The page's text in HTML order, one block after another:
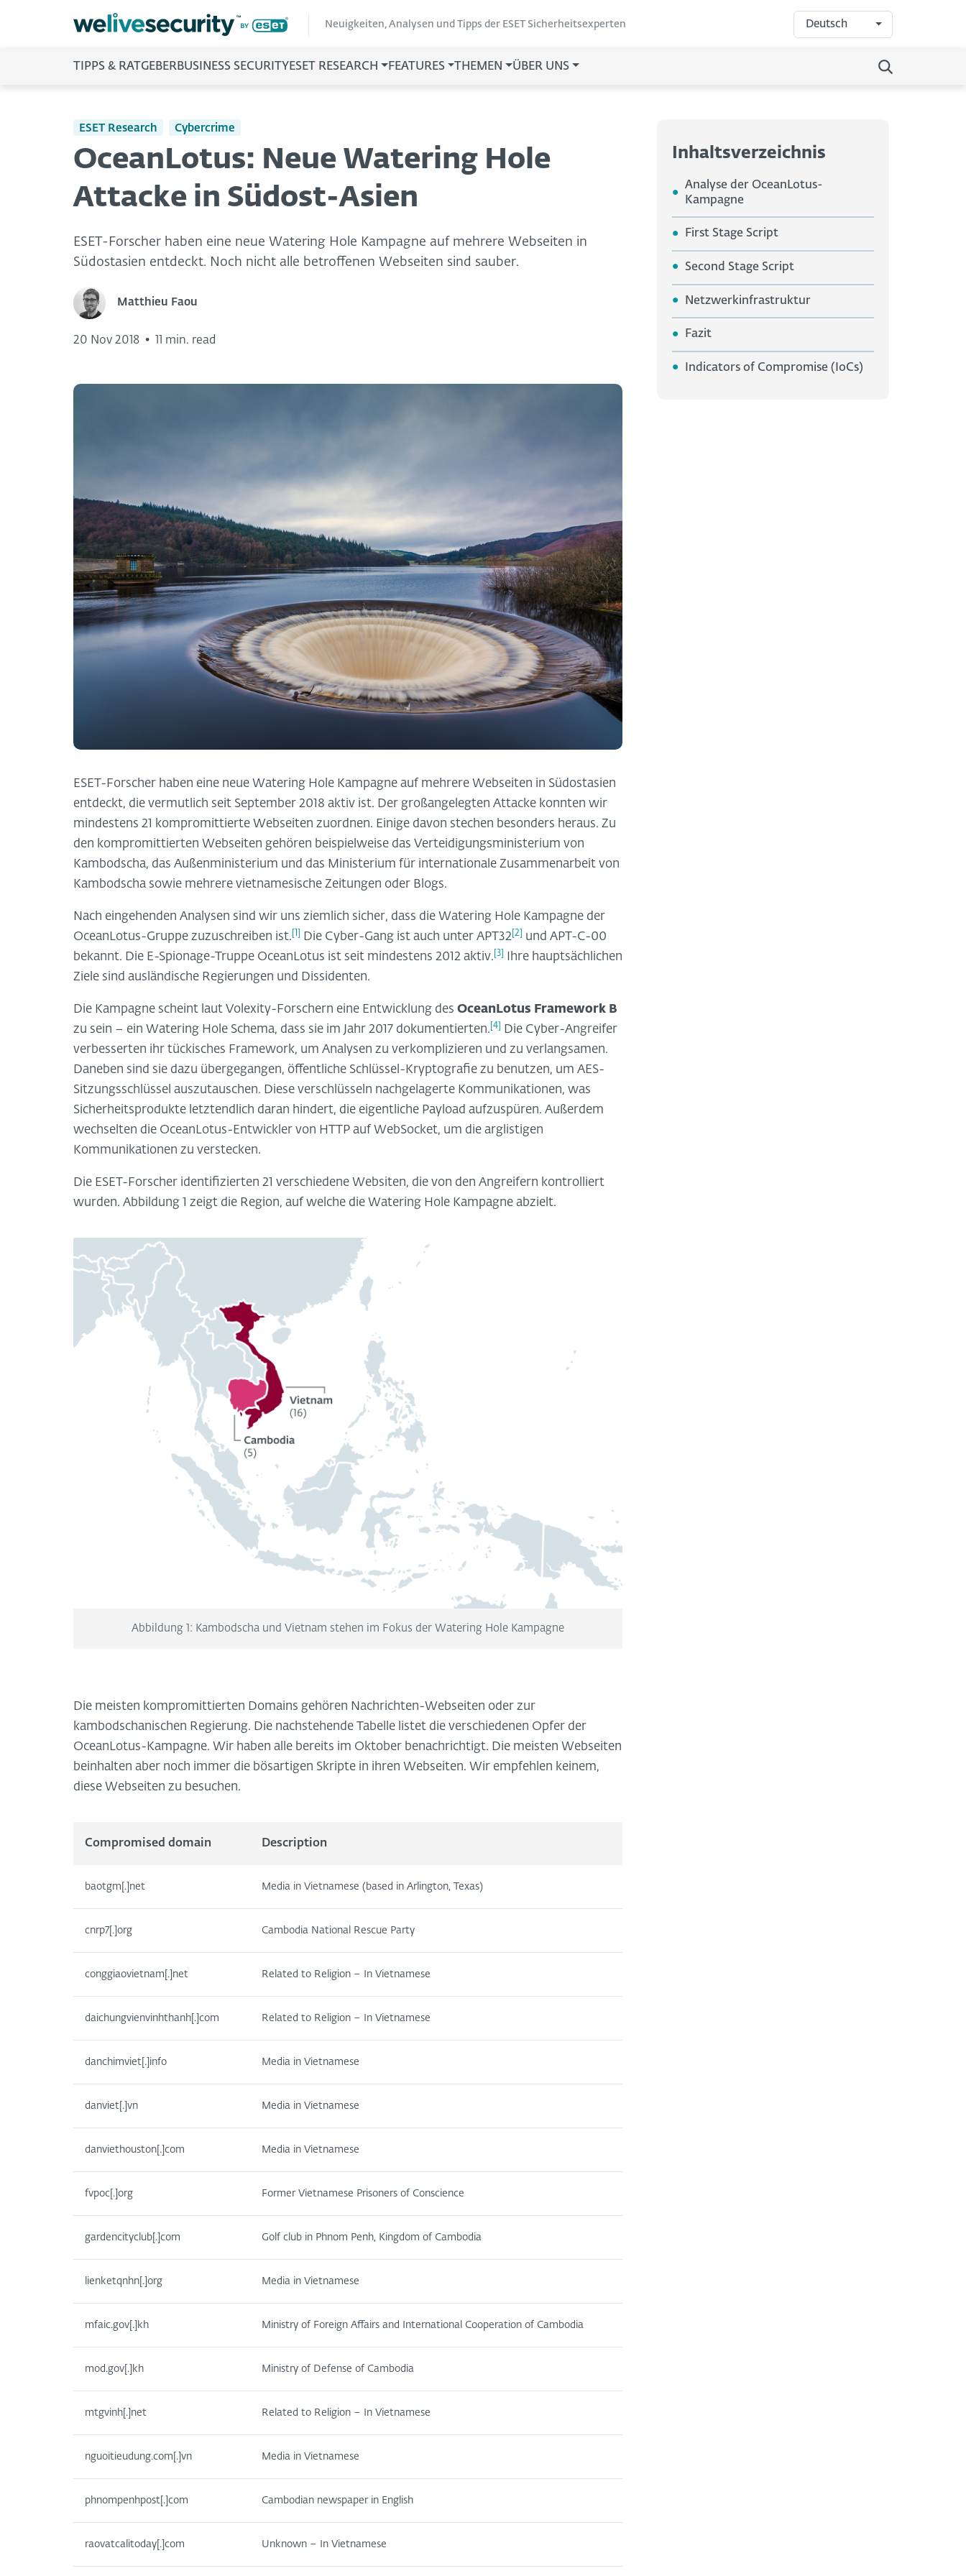
Neuigkeiten, Analysen und Tipps der ESET Sicherheitsexperten Deutsch
TIPPS & RATGEBERBUSINESS SECURITY ESET RESEARCH FEATURES THEMEN ÜBER UNS
ESET Research Cybercrime
OceanLotus: Neue Watering Hole
Attacke in Südost-Asien
ESET-Forscher haben eine neue Watering Hole Kampagne auf mehrere Webseiten in
Südostasien entdeckt. Noch nicht alle betroffenen Webseiten sind sauber.
Matthieu Faou
20 Nov 2018 • 11 min. read
ESET-Forscher haben eine neue Watering Hole Kampagne auf mehrere Webseiten in Südostasien
entdeckt, die vermutlich seit September 2018 aktiv ist. Der großangelegten Attacke konnten wir
mindestens 21 kompromittierte Webseiten zuordnen. Einige davon stechen besonders heraus. Zu
den kompromittierten Webseiten gehören beispielweise das Verteidigungsministerium von
Kambodscha, das Außenministerium und das Ministerium für internationale Zusammenarbeit von
Kambodscha sowie mehrere vietnamesische Zeitungen oder Blogs.
Nach eingehenden Analysen sind wir uns ziemlich sicher, dass die Watering Hole Kampagne der
OceanLotus-Gruppe zuzuschreiben ist.
Die Cyber-Gang ist auch unter APT32 [2]
und APT-C-00
bekannt. Die E-Spionage-Truppe OceanLotus ist seit mindestens 2012 aktiv. [3]
Ihre hauptsächlichen
Ziele sind ausländische Regierungen und Dissidenten.
Die Kampagne scheint laut Volexity-Forschern eine Entwicklung des OceanLotus Framework B
zu sein – ein Watering Hole Schema, dass sie im Jahr 2017 dokumentierten. [4]
Die Cyber-Angreifer
verbesserten ihr tückisches Framework, um Analysen zu verkomplizieren und zu verlangsamen.
Daneben sind sie dazu übergegangen, öffentliche Schlüssel-Kryptografie zu benutzen, um AES-
Sitzungsschlüssel auszutauschen. Diese verschlüsseln nachgelagerte Kommunikationen, was
Sicherheitsprodukte letztendlich daran hindert, die eigentliche Payload aufzuspüren. Außerdem
wechselten die OceanLotus-Entwickler von HTTP auf WebSocket, um die arglistigen
Kommunikationen zu verstecken.
Die ESET-Forscher identifizierten 21 verschiedene Websiten, die von den Angreifern kontrolliert
wurden. Abbildung 1 zeigt die Region, auf welche die Watering Hole Kampagne abzielt.
Abbildung 1: Kambodscha und Vietnam stehen im Fokus der Watering Hole Kampagne
Die meisten kompromittierten Domains gehören Nachrichten-Webseiten oder zur
kambodschanischen Regierung. Die nachstehende Tabelle listet die verschiedenen Opfer der
OceanLotus-Kampagne. Wir haben alle bereits im Oktober benachrichtigt. Die meisten Webseiten
beinhalten aber noch immer die bösartigen Skripte in ihren Webseiten. Wir empfehlen keinem,
diese Webseiten zu besuchen.
Compromised domain Description
baotgm[.]net Media in Vietnamese (based in Arlington, Texas)
cnrp7[.]org Cambodia National Rescue Party
conggiaovietnam[.]net Related to Religion – In Vietnamese
daichungvienvinhthanh[.]com Related to Religion – In Vietnamese
danchimviet[.]info Media in Vietnamese
danviet[.]vn Media in Vietnamese
danviethouston[.]com Media in Vietnamese
fvpoc[.]org Former Vietnamese Prisoners of Conscience
gardencityclub[.]com Golf club in Phnom Penh, Kingdom of Cambodia
lienketqnhn[.]org Media in Vietnamese
mfaic.gov[.]kh Ministry of Foreign Affairs and International Cooperation of Cambodia
mod.gov[.]kh Ministry of Defense of Cambodia
mtgvinh[.]net Related to Religion – In Vietnamese
nguoitieudung.com[.]vn Media in Vietnamese
phnompenhpost[.]com Cambodian newspaper in English
raovatcalitoday[.]com Unknown – In Vietnamese
Inhaltsverzeichnis
Analyse der OceanLotus-
Kampagne
First Stage Script
Second Stage Script
Netzwerkinfrastruktur
Fazit
Indicators of Compromise (IoCs)